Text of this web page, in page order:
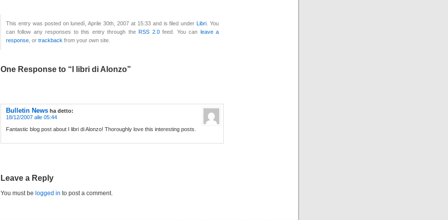
This entry was posted on lunedì, Aprile 30th, 2007 at 15:33 and is filed underLibri . You
can follow any responses to this entry through theRSS 2.0feed. You can leave a
response , or trackback from your own site.
One Response to “I libri di Alonzo”
Bulletin News ha detto:
18/12/2007 alle 05:44
Fantastic blog post about I libri di Alonzo! Thoroughly love this interesting posts.
Leave a Reply
You must be logged in to post a comment.